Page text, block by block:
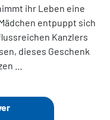
ihr Leben eine
entpuppt sich
Kanzlers
dieses Geschenk
…